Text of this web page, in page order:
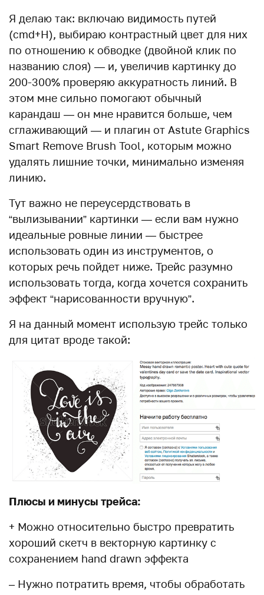
Я делаю так: включаю видимость путей
(cmd+H), выбираю контрастный цвет для них
по отношению к обводке (двойной клик по
названию слоя) — и, увеличив картинку до
200-300% проверяю аккуратность линий. В
этом мне сильно помогают обычный
карандаш — он мне нравится больше, чем
сглаживающий — и плагин от Astute Graphics
Smart Remove Brush Tool, которым можно
удалять лишние точки, минимально изменяя
линию.
Тут важно не переусердствовать в
“вылизывании” картинки — если вам нужно
идеальные ровные линии — быстрее
использовать один из инструментов, о
которых речь пойдет ниже. Трейс разумно
использовать тогда, когда хочется сохранить
эффект “нарисованности вручную”.
Я на данный момент использую трейс только
для цитат вроде такой:
Плюсы и минусы трейса:
+ Можно относительно быстро превратить
хороший скетч в векторную картинку с
сохранением hand drawn эффекта
– Нужно потратить время, чтобы обработать